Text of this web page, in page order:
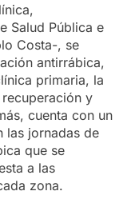
Salud Pública e
Costa-, se
antirrábica,
primaria, la
y
cuenta con un
las jornadas de
que se
a las
zona.